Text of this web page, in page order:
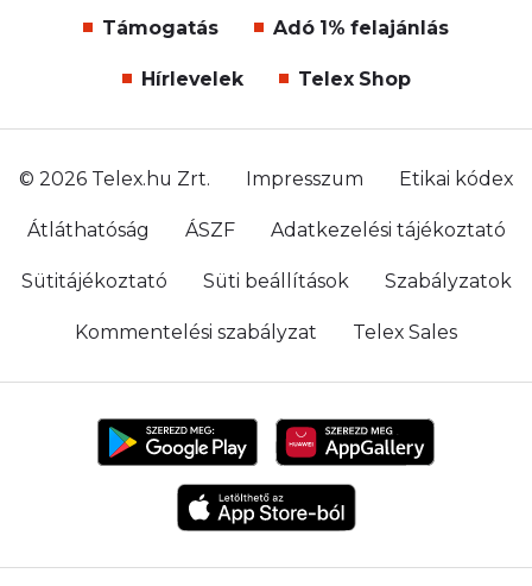
Támogatás Adó 1% felajánlás
Hírlevelek Telex Shop
© 2026 Telex.hu Zrt. Impresszum Etikai kódex
Átláthatóság ÁSZF Adatkezelési tájékoztató
Sütitájékoztató Süti beállítások Szabályzatok
Kommentelési szabályzat Telex Sales